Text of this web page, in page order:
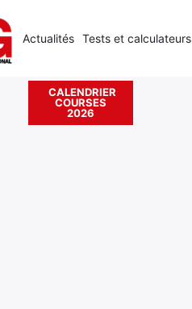
Actualités Tests et calculateurs
CALENDRIER
COURSES
2026
Rechercher